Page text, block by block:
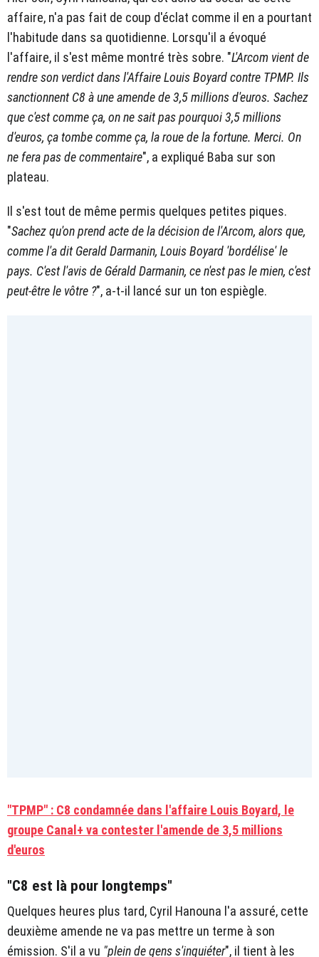
affaire, n'a pas fait de coup d'éclat comme il en a pourtant
l'habitude dans sa quotidienne. Lorsqu'il a évoqué
l'affaire, il s'est même montré très sobre. "L'Arcom vient de
rendre son verdict dans l'Affaire Louis Boyard contre TPMP. Ils
sanctionnent C8 à une amende de 3,5 millions d'euros. Sachez
que c'est comme ça, on ne sait pas pourquoi 3,5 millions
d'euros, ça tombe comme ça, la roue de la fortune. Merci. On
ne fera pas de commentaire", a expliqué Baba sur son
plateau.
Il s'est tout de même permis quelques petites piques.
"Sachez qu'on prend acte de la décision de l'Arcom, alors que,
comme l'a dit Gerald Darmanin, Louis Boyard 'bordélise' le
pays. C'est l'avis de Gérald Darmanin, ce n'est pas le mien, c'est
peut-être le vôtre ?", a-t-il lancé sur un ton espiègle.
"TPMP" : C8 condamnée dans l'affaire Louis Boyard, le
groupe Canal+ va contester l'amende de 3,5 millions
d'euros
"C8 est là pour longtemps"
Quelques heures plus tard, Cyril Hanouna l'a assuré, cette
deuxième amende ne va pas mettre un terme à son
émission. S'il a vu "plein de gens s'inquiéter", il tient à les